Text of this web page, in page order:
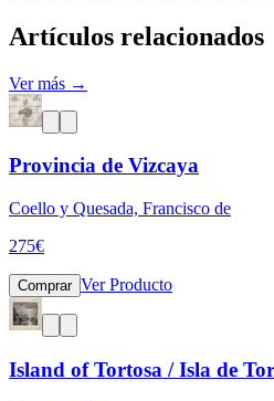
Artículos relacionados
Ver más →
Provincia de Vizcaya
Coello y Quesada, Francisco de
275€
Comprar Ver Producto
Island of Tortosa / Isla de